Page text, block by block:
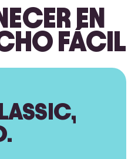
EN
FÁCIL